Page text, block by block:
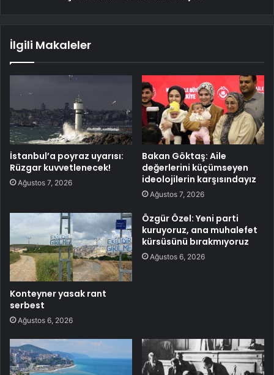
İlgili Makaleler
İstanbul’a poyraz uyarısı:
Rüzgar kuvvetlenecek!
Ağustos 7, 2026
Bakan Göktaş: Aile
değerlerini küçümseyen
ideolojilerin karşısındayız
Ağustos 7, 2026
Konteyner yasak rant
serbest
Ağustos 6, 2026
Özgür Özel: Yeni parti
kuruyoruz, ana muhalefet
kürsüsünü bırakmıyoruz
Ağustos 6, 2026